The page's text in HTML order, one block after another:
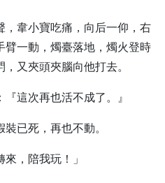
，韋小寶吃痛，向后一仰，右
臂一動，燭臺落地，燭火登時
又夾頭夾腦向他打去。
這次再也活不成了。』
已死，再也不動。
，陪我玩！」